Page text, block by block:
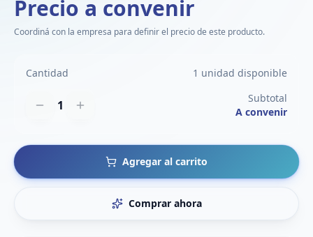
Precio a convenir
Coordiná con la empresa para definir el precio de este producto.
Cantidad 1 unidad disponible
1
Subtotal
A convenir
Agregar al carrito
Comprar ahora